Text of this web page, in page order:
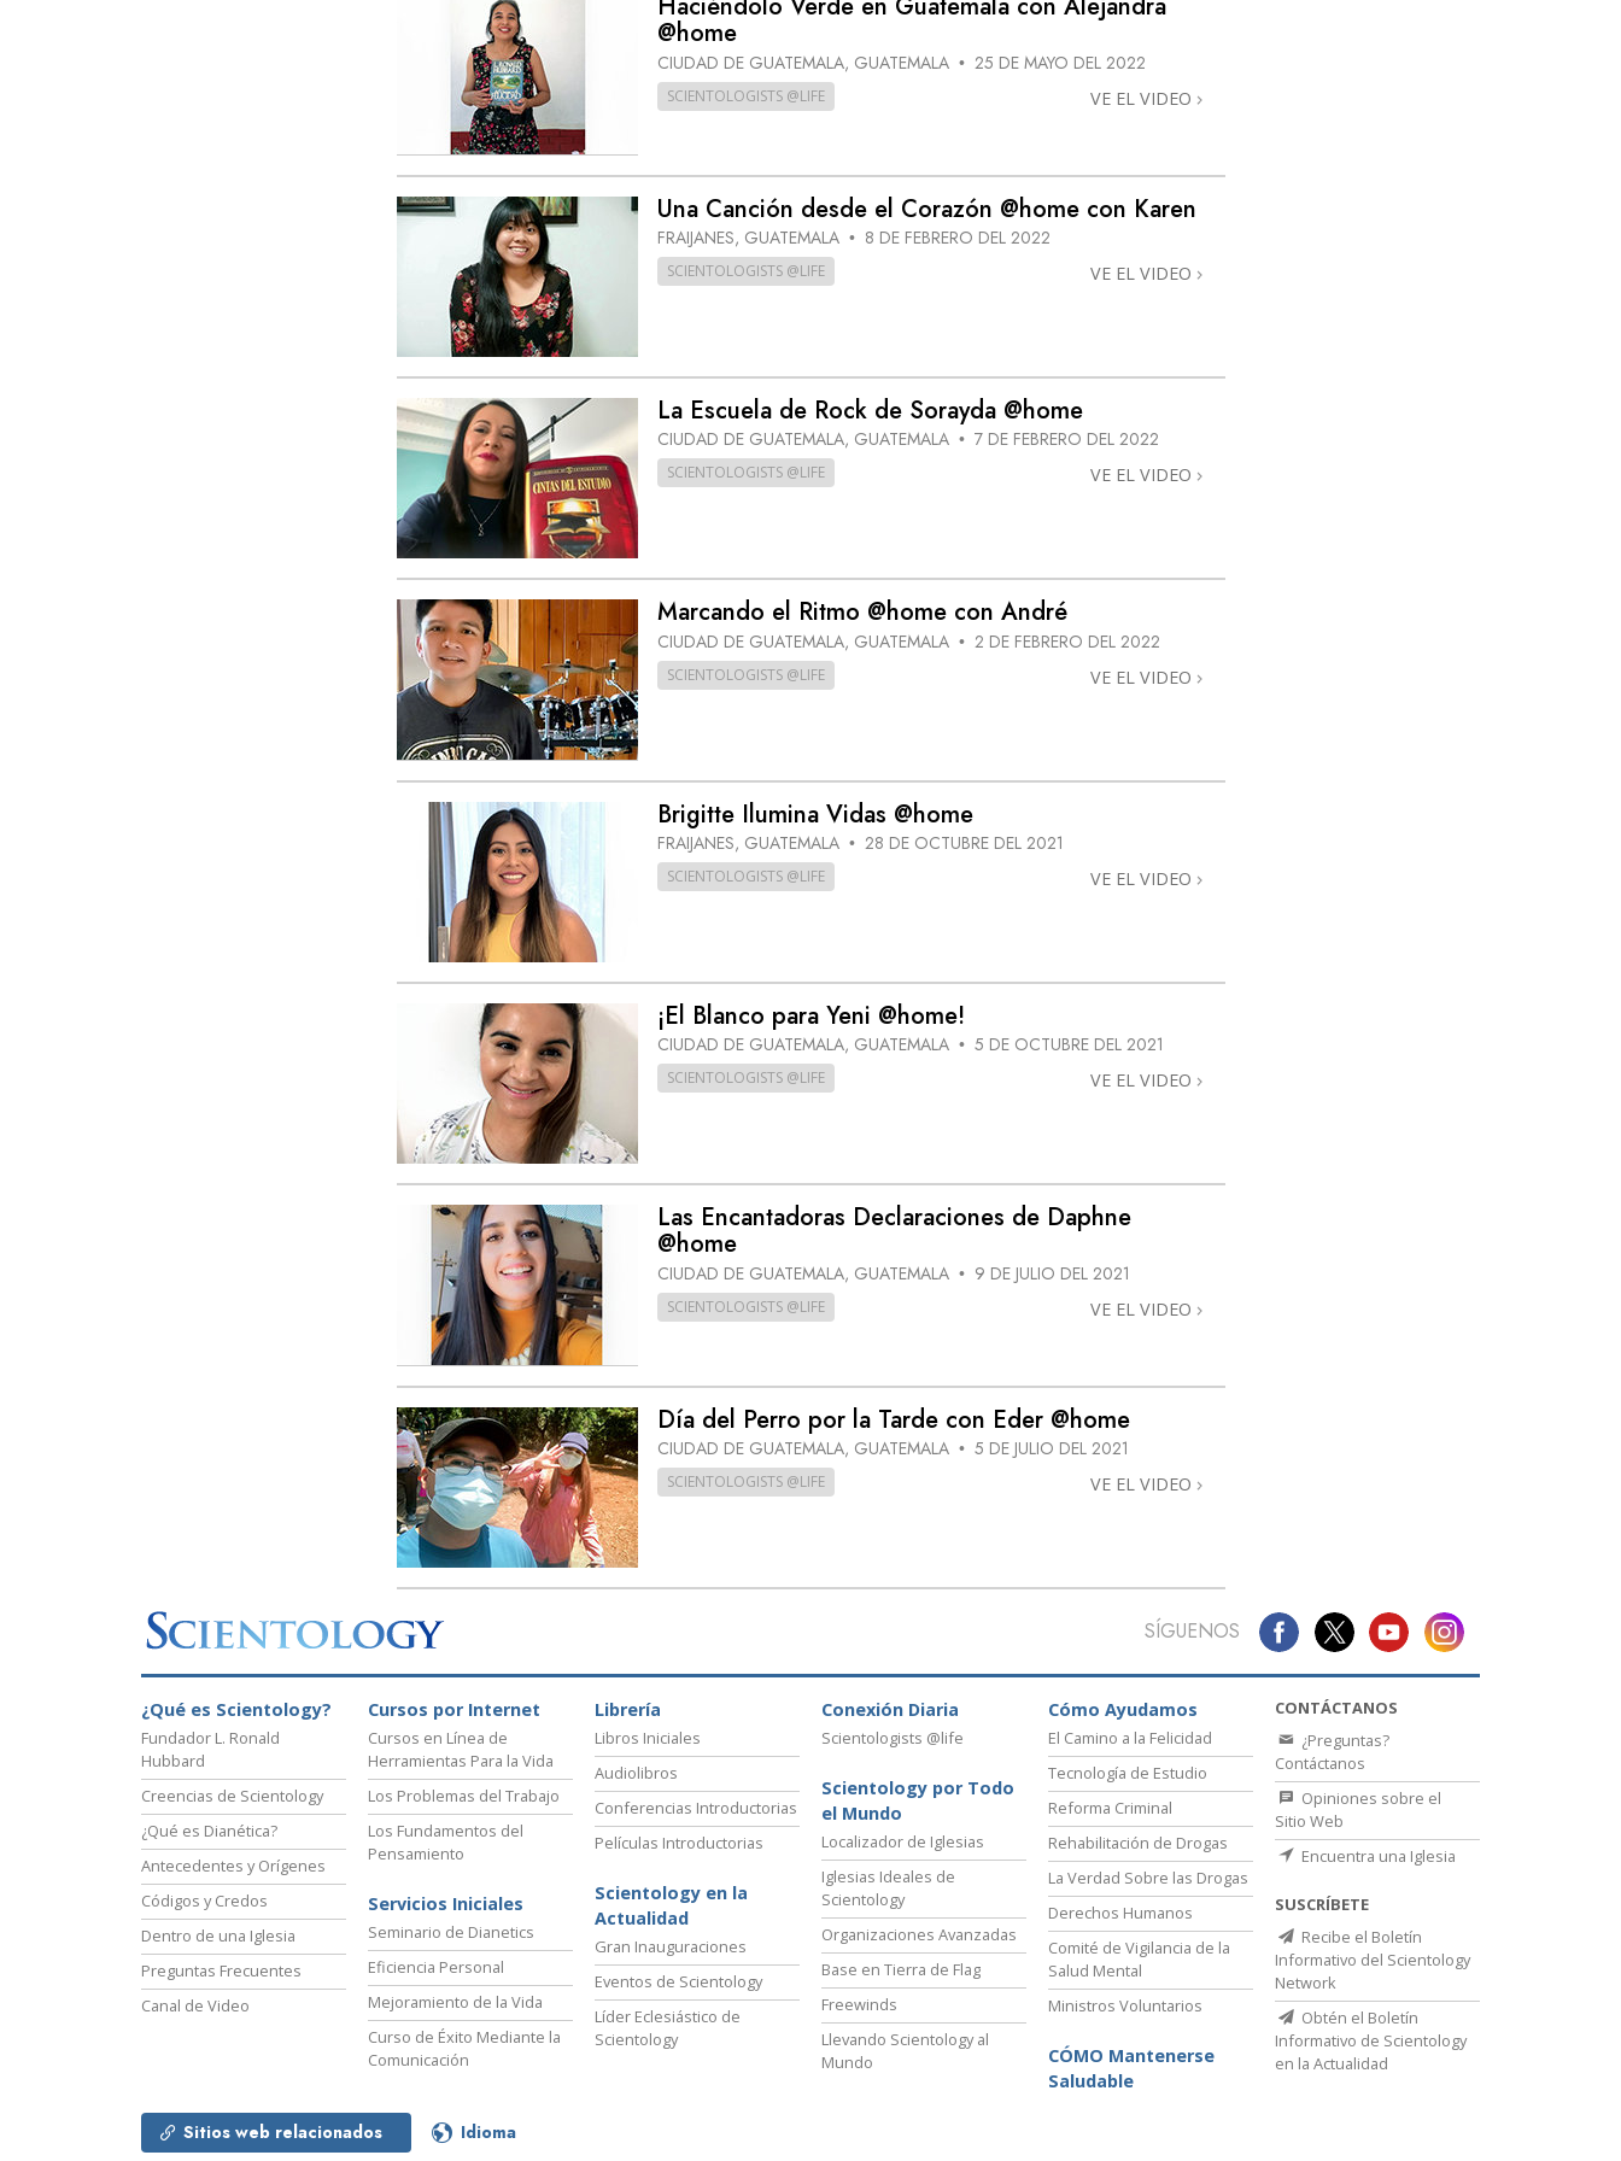
Amor y Odio: ¿Qué es Grandeza?
La Ética y las
Investigaciones
Los Fundamentos de las Relaciones
Haciéndolo Verde en Guatemala con Alejandra
@home
CIUDAD DE GUATEMALA, GUATEMALA • 25 DE MAYO DEL 2022
SCIENTOLOGISTS @LIFE VE EL VIDEO
Una Canción desde el Corazón @home con Karen
FRAIJANES, GUATEMALA • 8 DE FEBRERO DEL 2022
SCIENTOLOGISTS @LIFE VE EL VIDEO
La Escuela de Rock de Sorayda @home
CIUDAD DE GUATEMALA, GUATEMALA • 7 DE FEBRERO DEL 2022
SCIENTOLOGISTS @LIFE VE EL VIDEO
Marcando el Ritmo @home con André
CIUDAD DE GUATEMALA, GUATEMALA • 2 DE FEBRERO DEL 2022
SCIENTOLOGISTS @LIFE VE EL VIDEO
Brigitte Ilumina Vidas @home
FRAIJANES, GUATEMALA • 28 DE OCTUBRE DEL 2021
SCIENTOLOGISTS @LIFE VE EL VIDEO
¡El Blanco para Yeni @home!
CIUDAD DE GUATEMALA, GUATEMALA • 5 DE OCTUBRE DEL 2021
SCIENTOLOGISTS @LIFE VE EL VIDEO
Las Encantadoras Declaraciones de Daphne
@home
CIUDAD DE GUATEMALA, GUATEMALA • 9 DE JULIO DEL 2021
SCIENTOLOGISTS @LIFE VE EL VIDEO
Día del Perro por la Tarde con Eder @home
CIUDAD DE GUATEMALA, GUATEMALA • 5 DE JULIO DEL 2021
SCIENTOLOGISTS @LIFE VE EL VIDEO
SÍGUENOS
¿Qué es Scientology?
Fundador L. Ronald
Hubbard
Creencias de Scientology
¿Qué es Dianética?
Antecedentes y Orígenes
Códigos y Credos
Dentro de una Iglesia
Preguntas Frecuentes
Canal de Video
Cursos por Internet
Cursos en Línea de
Herramientas Para la Vida
Los Problemas del Trabajo
Los Fundamentos del
Pensamiento
Servicios Iniciales
Seminario de Dianetics
Eficiencia Personal
Mejoramiento de la Vida
Curso de Éxito Mediante la
Comunicación
Librería
Libros Iniciales
Audiolibros
Conferencias Introductorias
Películas Introductorias
Scientology en la
Actualidad
Gran Inauguraciones
Eventos de Scientology
Líder Eclesiástico de
Scientology
Conexión Diaria
Scientologists @life
Scientology por Todo
el Mundo
Localizador de Iglesias
Iglesias Ideales de
Scientology
Organizaciones Avanzadas
Base en Tierra de Flag
Freewinds
Llevando Scientology al
Mundo
Cómo Ayudamos
El Camino a la Felicidad
Tecnología de Estudio
Reforma Criminal
Rehabilitación de Drogas
La Verdad Sobre las Drogas
Derechos Humanos
Comité de Vigilancia de la
Salud Mental
Ministros Voluntarios
CÓMO Mantenerse
Saludable
CONTÁCTANOS
¿Preguntas?
Contáctanos
Opiniones sobre el
Sitio Web
Encuentra una Iglesia
SUSCRÍBETE
Recibe el Boletín
Informativo del Scientology
Network
Obtén el Boletín
Informativo de Scientology
en la Actualidad
Sitios web relacionados Idioma